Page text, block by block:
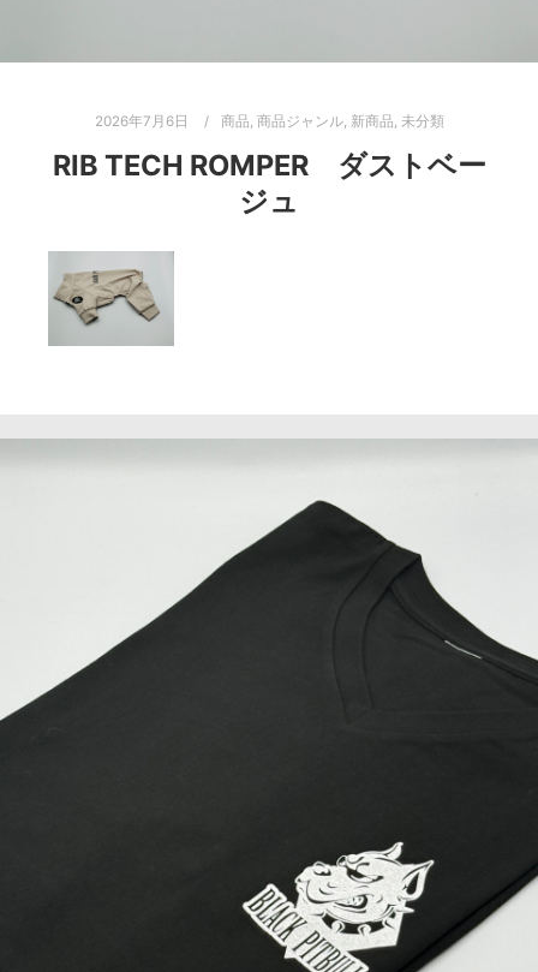
2026年7月6日 商品 商品ジャンル, 新商品 未分類
RIB TECH ROMPER ダストベー
ジュ